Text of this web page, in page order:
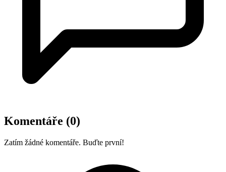
Komentáře (0)
Zatím žádné komentáře. Buďte první!